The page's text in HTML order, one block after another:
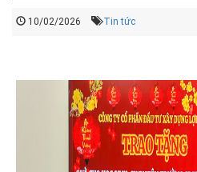
10/02/2026 Tin tức